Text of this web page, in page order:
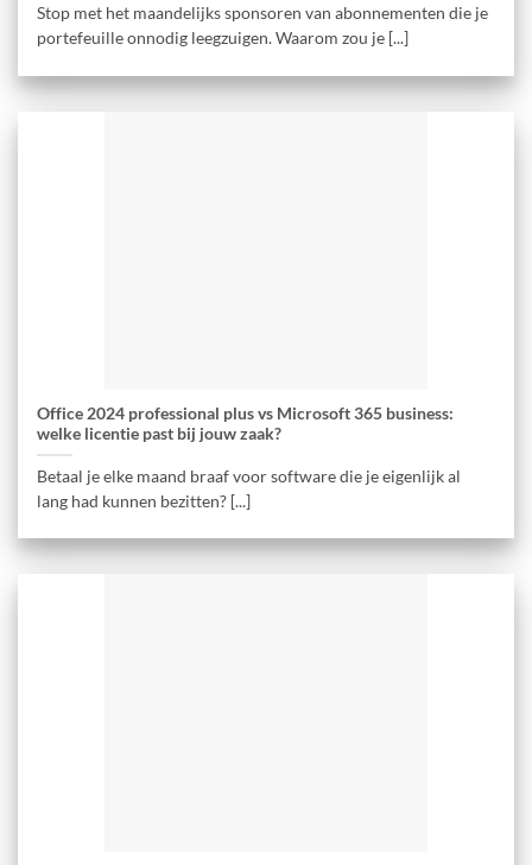
Stop met het maandelijks sponsoren van abonnementen die je
portefeuille onnodig leegzuigen. Waarom zou je [...]
Office 2024 professional plus vs Microsoft 365 business:
welke licentie past bij jouw zaak?
Betaal je elke maand braaf voor software die je eigenlijk al
lang had kunnen bezitten? [...]